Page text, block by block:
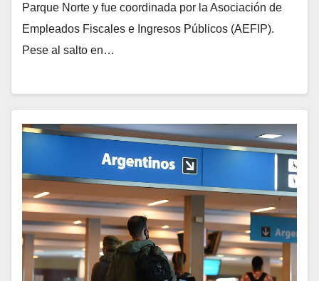
Parque Norte y fue coordinada por la Asociación de
Empleados Fiscales e Ingresos Públicos (AEFIP).
Pese al salto en…